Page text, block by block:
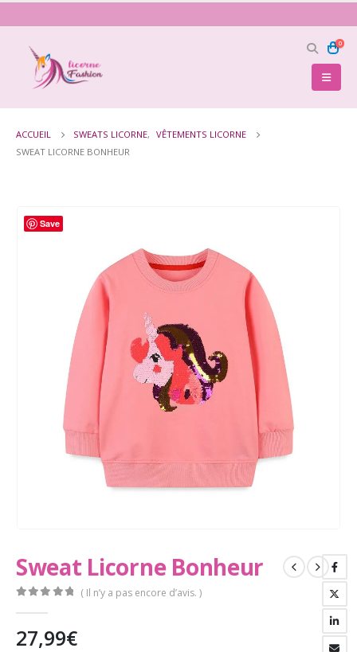
0
ACCUEIL SWEATS LICORNE, VÊTEMENTS LICORNE
SWEAT LICORNE BONHEUR
Save
Sweat Licorne Bonheur
( Il n’y a pas encore d’avis. )
27,99€